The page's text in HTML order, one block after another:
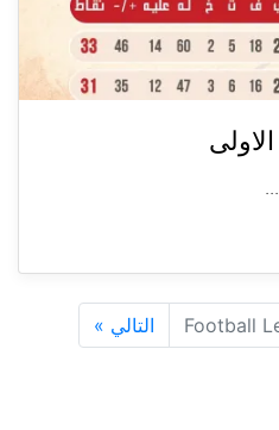
Football التالي »